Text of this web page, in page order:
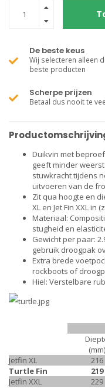
De beste keus
Wij selecteren alleen
beste producten
Scherpe prijzen
Betaal dus nooit te
Duikvin met
geeft minder
stuwkracht tijdens
uitvoeren van de
Zit qua hoogte en
XL en Jet Fin XXL
Materiaal:
stugheid en
Gewicht per paar:
gebruik droogpak
Extra brede
rockboots of
Hiel: Verstelbare
(mm)
Jetfin XL
216
Turtle Fin
219
Jetfin XXL
229